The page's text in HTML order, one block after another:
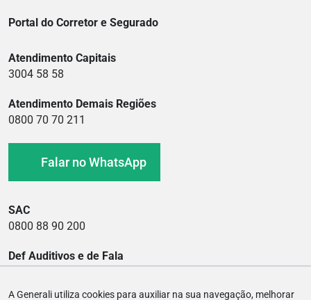
Portal do Corretor e Segurado
Atendimento Capitais
3004 58 58
Atendimento Demais Regiões
0800 70 70 211
Falar no WhatsApp
SAC
0800 88 90 200
Def Auditivos e de Fala
A Generali utiliza cookies para auxiliar na sua navegação, melhorar